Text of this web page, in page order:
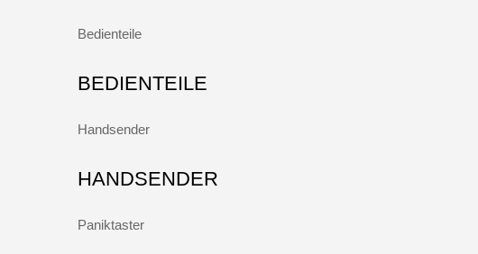
Bedienteile
BEDIENTEILE
Handsender
HANDSENDER
Paniktaster